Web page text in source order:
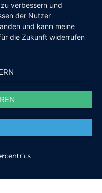
verbessern und
der Nutzer
und kann meine
die Zukunft widerrufen